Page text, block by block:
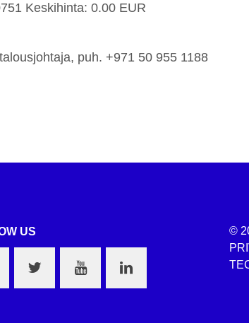
Keskihinta: 0.00 EUR
puh. +971 50 955 1188
US
©